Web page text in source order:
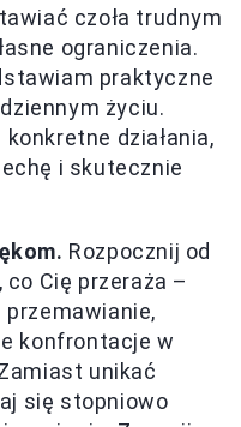
czoła trudnym
ograniczenia.
praktyczne
życiu.
działania,
i skutecznie
Rozpocznij od
Cię przeraża –
konfrontacje w
unikać
się stopniowo